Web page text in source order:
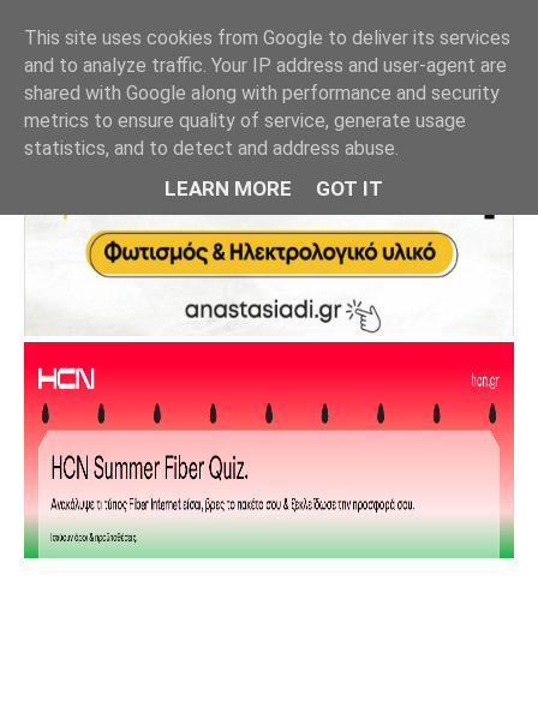
This site uses cookies from Google to deliver its services
and to analyze traffic. Your IP address and user-agent are
shared with Google along with performance and security
metrics to ensure quality of service, generate usage
statistics, and to detect and address abuse.
LEARN MORE GOT IT